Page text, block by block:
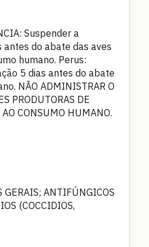
Suspender a
antes do abate das aves
humano. Perus:
5 dias antes do abate
NÃO ADMINISTRAR O
PRODUTORAS DE
CONSUMO HUMANO.
ANTIFÚNGICOS
(COCCIDIOS,